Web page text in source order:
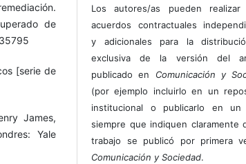
de
[serie de
James,
Yale
Los autores/as pueden realizar
acuerdos contractuales
y adicionales para la
exclusiva de la versión del
publicado en Comunicación y
(por ejemplo incluirlo en un
institucional o publicarlo en un
siempre que indiquen claramente
trabajo se publicó por primera
Comunicación y Sociedad.